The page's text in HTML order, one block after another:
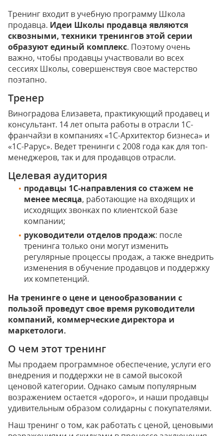
Тренинг входит в учебную программу Школа
продавца. Идеи Школы продавца являются
сквозными, техники тренингов этой серии
образуют единый комплекс. Поэтому очень
важно, чтобы продавцы участвовали во всех
сессиях Школы, совершенствуя свое мастерство
поэтапно.
Тренер
Виноградова Елизавета, практикующий продавец и
консультант. 14 лет опыта работы в отрасли 1С-
франчайзи в компаниях «1С-Архитектор бизнеса» и
«1С-Рарус». Ведет тренинги с 2008 года как для топ-
менеджеров, так и для продавцов отрасли.
Целевая аудитория
продавцы 1С-направления со стажем не
менее месяца, работающие на входящих и
исходящих звонках по клиентской базе
компании;
руководители отделов продаж: после
тренинга только они могут изменить
регулярные процессы продаж, а также внедрить
изменения в обучение продавцов и поддержку
их компетенций.
На тренинге о цене и ценообразовании с
пользой проведут свое время руководители
компаний, коммерческие директора и
маркетологи.
О чем этот тренинг
Мы продаем программное обеспечение, услуги его
внедрения и поддержки не в самой высокой
ценовой категории. Однако самым популярным
возражением остается «дорого», и наши продавцы
удивительным образом солидарны с покупателями.
Наш тренинг о том, как работать с ценой, ценовыми